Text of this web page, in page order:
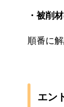
・被削
順番に
エン